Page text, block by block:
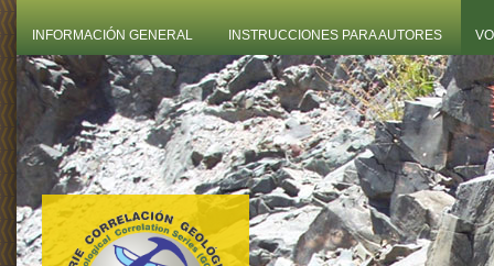
INFORMACIÓN GENERAL INSTRUCCIONES PARA AUTORES